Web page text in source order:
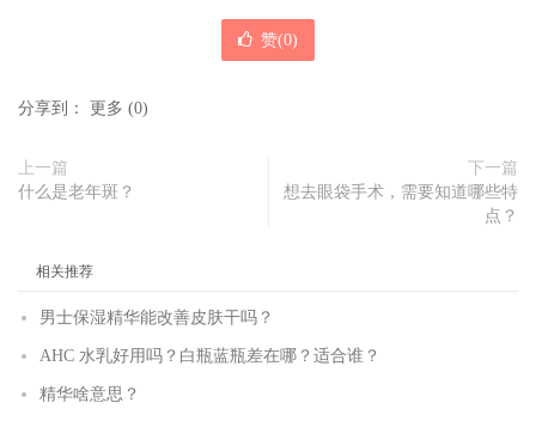
赞(0)
分享到： 更多 (0)
上一篇
什么是老年斑？
下一篇
想去眼袋手术，需要知道哪些特
点？
相关推荐
男士保湿精华能改善皮肤干吗？
AHC 水乳好用吗？白瓶蓝瓶差在哪？适合谁？
精华啥意思？